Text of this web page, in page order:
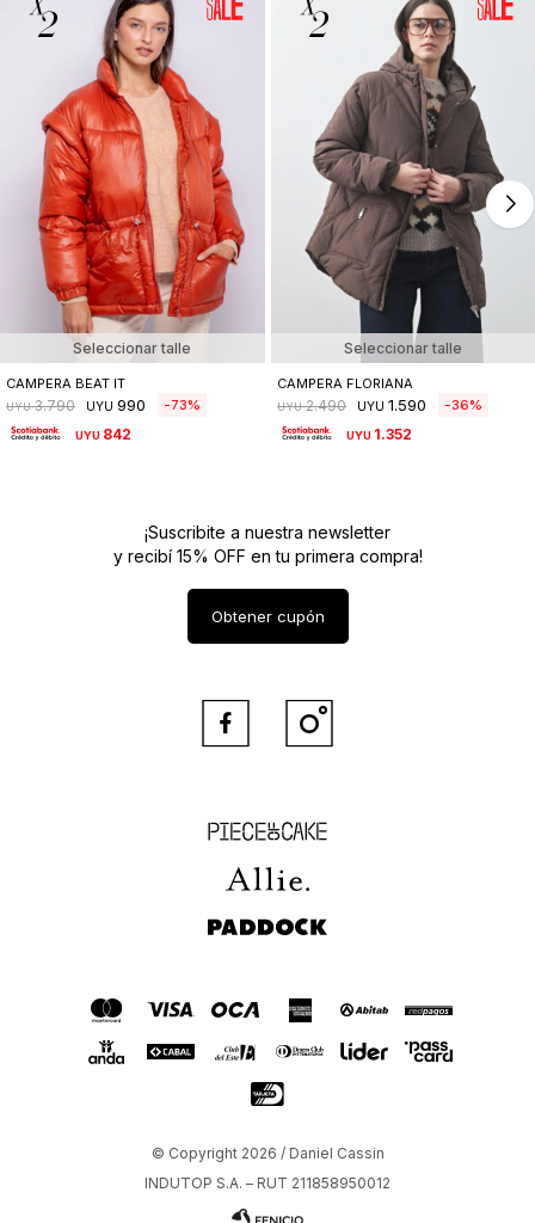
Seleccionar talle
CAMPERA BEAT IT
UYU 3.790 UYU 990 73
UYU 842
Seleccionar talle
CAMPERA FLORIANA
UYU 2.490 UYU 1.590 36
UYU 1.352
Piece of Cake
Allie
Paddock
¡Suscribite a nuestra newsletter
y recibí 15% OFF en tu primera compra!
Obtener cupón
 
© Copyright 2026 / Daniel Cassin
INDUTOP S.A. – RUT 211858950012